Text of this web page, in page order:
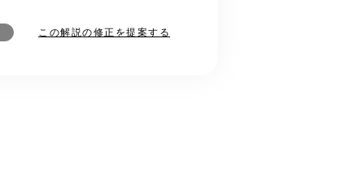
この解説の修正を提案する